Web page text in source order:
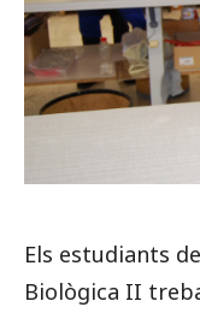
Els estudiants
Biològica II